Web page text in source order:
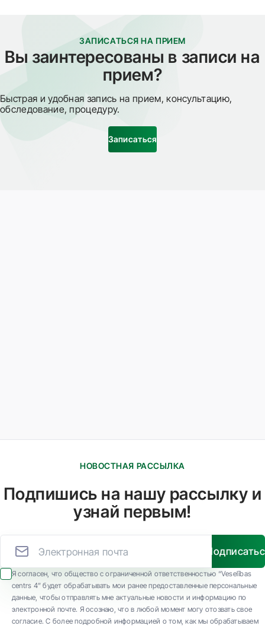
ЗАПИСАТЬСЯ НА ПРИЕМ
Вы заинтересованы в записи на
прием?
Быстрая и удобная запись на прием, консультацию,
обследование, процедуру.
Записаться
НОВОСТНАЯ РАССЫЛКА
Подпишись на нашу рассылку и
узнай первым!
Я согласен, что общество с ограниченной ответственностью “Veselības
centrs 4” будет обрабатывать мои ранее предоставленные персональные
данные, чтобы отправлять мне актуальные новости и информацию по
электронной почте. Я осознаю, что в любой момент могу отозвать свое
согласие. С более подробной информацией о том, как мы обрабатываем